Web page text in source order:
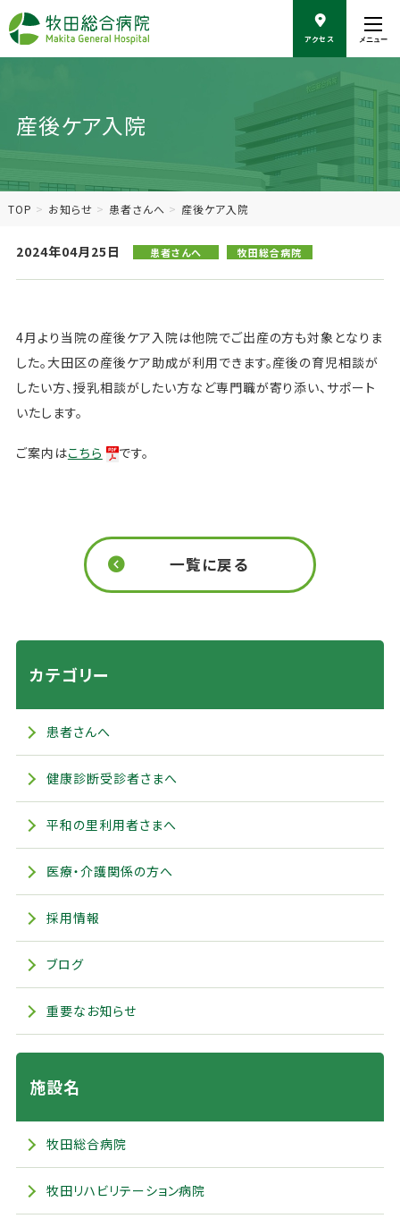
動
アクセス メニュー
産後ケア入院
TOP お知らせ 患者さんへ 産後ケア入院
2024年04月25日 患者さんへ 牧田総合病院
4月より当院の産後ケア入院は他院でご出産の方も対象となりま
した。大田区の産後ケア助成が利用できます。産後の育児相談が
したい方、授乳相談がしたい方など専門職が寄り添い、サポート
いたします。
ご案内はこちら です。
一覧に戻る
カテゴリー
患者さんへ
健康診断受診者さまへ
平和の里利用者さまへ
医療・介護関係の方へ
採用情報
ブログ
重要なお知らせ
施設名
牧田総合病院
牧田リハビリテーション病院